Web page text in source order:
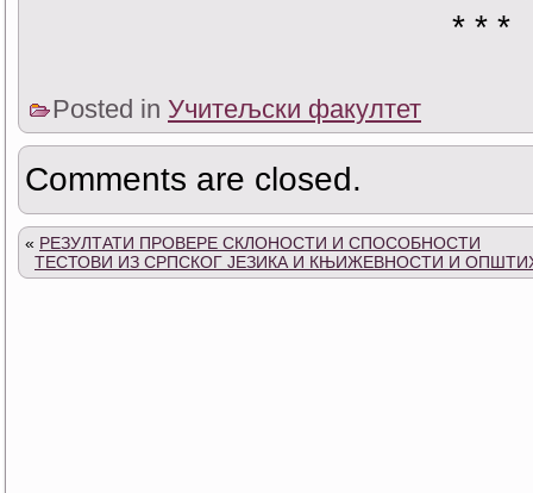
* * *
Posted in Учитељски факултет
Comments are closed.
« РЕЗУЛТАТИ ПРОВЕРЕ СКЛОНОСТИ И СПОСОБНОСТИ
ТЕСТОВИ ИЗ СРПСКОГ ЈЕЗИКА И КЊИЖЕВНОСТИ И